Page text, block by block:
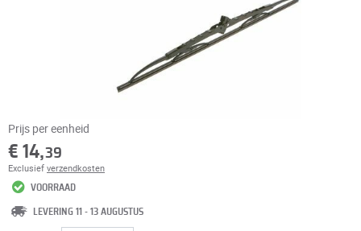
Prijs per eenheid
€ 14,39
Exclusief verzendkosten
VOORRAAD
LEVERING 11 - 13 AUGUSTUS